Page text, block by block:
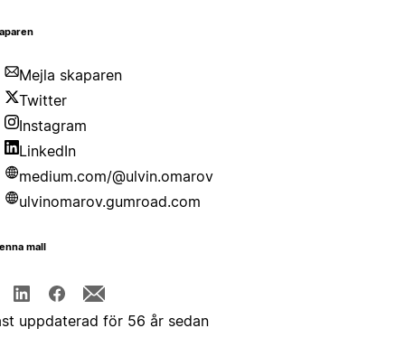
Mejla skaparen
Twitter
Instagram
LinkedIn
medium.com/@ulvin.omarov
ulvinomarov.gumroad.com
mall
uppdaterad för 56 år sedan